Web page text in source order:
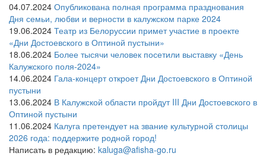
04.07.2024 Опубликована полная программа празднования
Дня семьи, любви и верности в калужском парке 2024
19.06.2024 Театр из Белоруссии примет участие в проекте
«Дни Достоевского в Оптиной пустыни»
18.06.2024 Более тысячи человек посетили выставку «День
Калужского поля-2024»
14.06.2024 Гала-концерт откроет Дни Достоевского в Оптиной
пустыни
13.06.2024 В Калужской области пройдут III Дни Достоевского в
Оптиной пустыни
11.06.2024 Калуга претендует на звание культурной столицы
2026 года: поддержите родной город!
Написать в редакцию: kaluga@afisha-go.ru